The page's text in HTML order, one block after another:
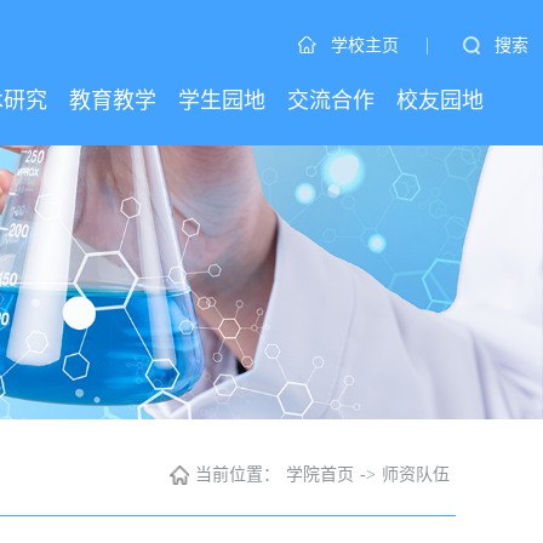
学校主页 | 搜索
究 教育教学 学生园地 交流合作 校友园地
当前位置： 学院首页 -> 师资队伍